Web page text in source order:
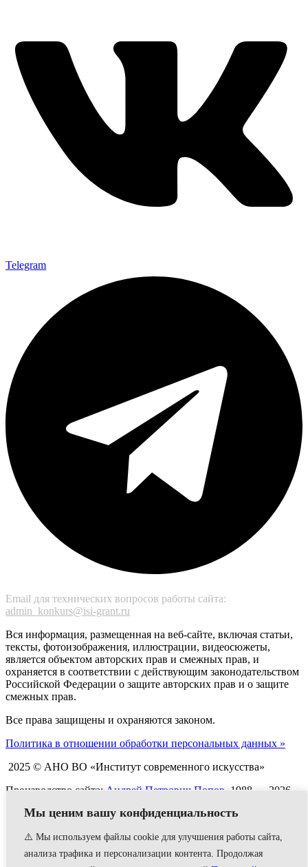
Мы ценим вашу конфиденциальность
⚠️ Мы используем файлы cookie для улучшения работы сайта,
анализа трафика и персонализации контента. Продолжая
Telegram
Email для технических вопросов работы сайта:
admin_konkurs@isi-grant.ru
Вся информация, размещенная на веб-сайте, включая статьи,
тексты, фотоизображения, иллюстрации, видеосюжеты,
является объектом авторских прав и смежных прав, и
охраняется в соответствии с действующим законодательством
Российской Федерации о защите авторских прав и о защите
смежных прав.
Все права защищены и охраняются законом.
Политика в отношении обработки персональных данных »
2025 © АНО ВО «Институт современного искусства»
Производство сайта: Андрей Петрович Попов , 1988 — 2026
0
Оставьте комментарий! Напишите, что думаете по поводу
статьи.x